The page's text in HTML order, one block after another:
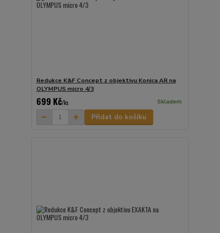
Redukce K&F Concept z objektivu Konica AR na
OLYMPUS micro 4/3
699 Kč/ks Skladem
Přidat do košíku